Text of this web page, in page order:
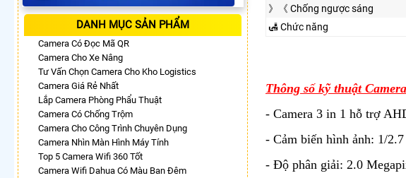
DANH MỤC SẢN PHẨM
Camera Có Đọc Mã QR
Camera Cho Xe Nâng
Tư Vấn Chọn Camera Cho Kho Logistics
Camera Giá Rẻ Nhất
Lắp Camera Phòng Phẩu Thuật
Camera Có Chống Trộm
Camera Cho Công Trình Chuyên Dụng
Camera Nhìn Màn Hình Máy Tính
Top 5 Camera Wifi 360 Tốt
Camera Wifi Dahua Có Màu Ban Đêm
》《 Chống ngược sáng
🛃 Chức năng
Thông số kỹ thuật
- Camera 3 in 1 hỗ trợ
- Cảm biến hình ảnh: 1/
- Độ phân giải: 2.0